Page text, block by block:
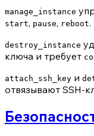
manage_instance
start, pause, reboot.
destroy_instance
ключа и требует
attach_ssh_key и
отвязывают SSH-